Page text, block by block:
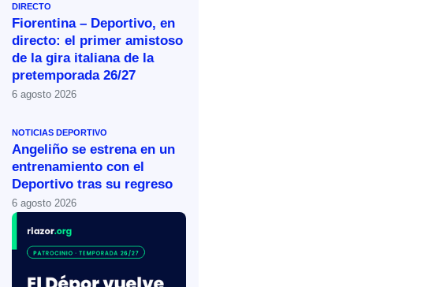
DIRECTO
Fiorentina – Deportivo, en
directo: el primer amistoso
de la gira italiana de la
pretemporada 26/27
6 agosto 2026
NOTICIAS DEPORTIVO
Angeliño se estrena en un
entrenamiento con el
Deportivo tras su regreso
6 agosto 2026